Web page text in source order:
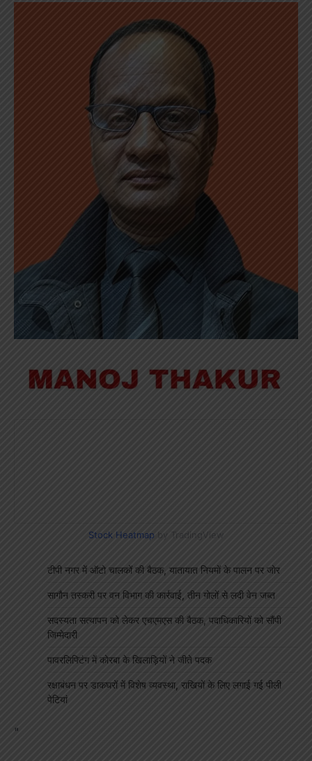
Stock Heatmap by TradingView
टीपी नगर में ऑटो चालकों की बैठक, यातायात नियमों के पालन पर जोर
सागौन तस्करी पर वन विभाग की कार्रवाई, तीन गोलों से लदी वेन जब्त
सदस्यता सत्यापन को लेकर एचएमएस की बैठक, पदाधिकारियों को सौंपी
जिम्मेदारी
पावरलिफ्टिंग में कोरबा के खिलाड़ियों ने जीते पदक
रक्षाबंधन पर डाकघरों में विशेष व्यवस्था, राखियों के लिए लगाई गई पीली
पेटियां
"